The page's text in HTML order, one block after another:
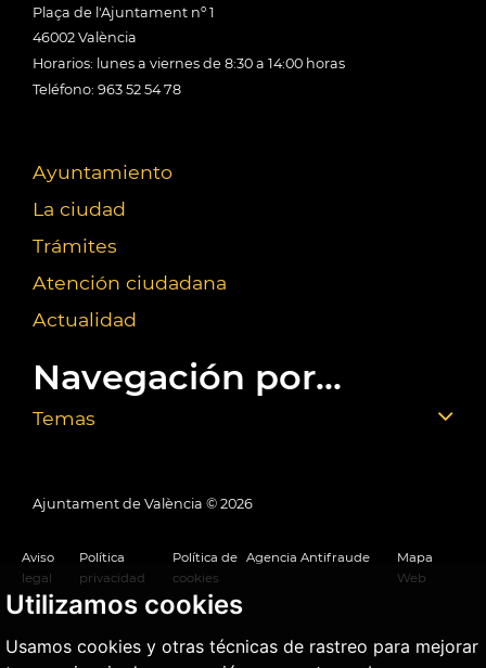
Utilizamos cookies
Usamos cookies y otras técnicas de rastreo para mejorar
Plaça de l'Ajuntament nº 1
46002 València
Horarios: lunes a viernes de 8:30 a 14:00 horas
Teléfono: 963 52 54 78
Ayuntamiento
La ciudad
Trámites
Atención ciudadana
Actualidad
Navegación por...
Temas
Ajuntament de València © 2026
Aviso
legal
Política
privacidad
Política de
cookies
Agencia Antifraude
Mapa
Web